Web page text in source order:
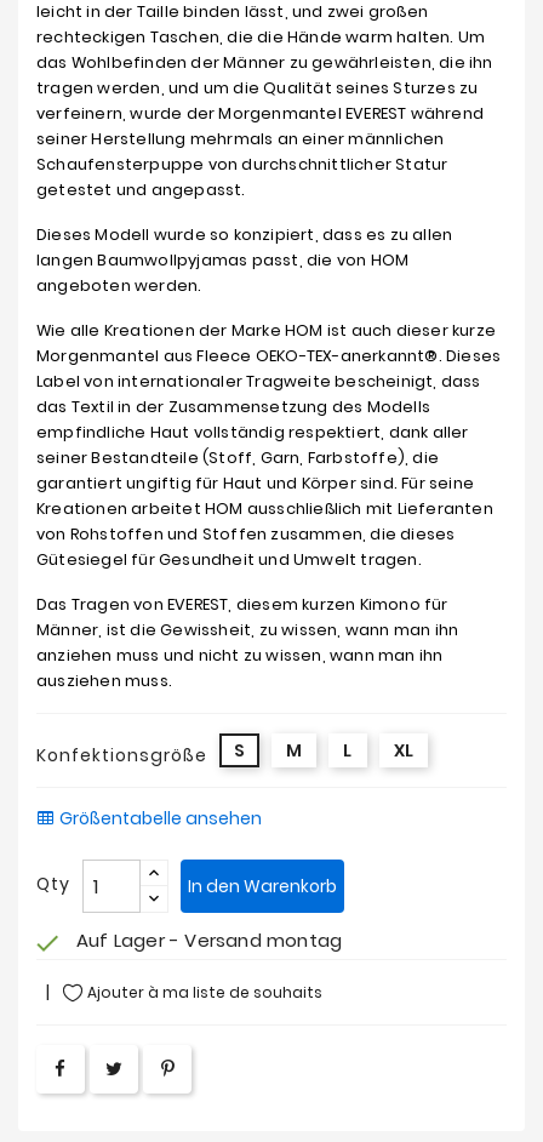
leicht in der Taille binden lässt, und zwei großen
rechteckigen Taschen, die die Hände warm halten. Um
das Wohlbefinden der Männer zu gewährleisten, die ihn
tragen werden, und um die Qualität seines Sturzes zu
verfeinern, wurde der Morgenmantel EVEREST während
seiner Herstellung mehrmals an einer männlichen
Schaufensterpuppe von durchschnittlicher Statur
getestet und angepasst.
Dieses Modell wurde so konzipiert, dass es zu allen
langen Baumwollpyjamas passt, die von HOM
angeboten werden.
Wie alle Kreationen der Marke HOM ist auch dieser kurze
Morgenmantel aus Fleece OEKO-TEX-anerkannt®. Dieses
Label von internationaler Tragweite bescheinigt, dass
das Textil in der Zusammensetzung des Modells
empfindliche Haut vollständig respektiert, dank aller
seiner Bestandteile (Stoff, Garn, Farbstoffe), die
garantiert ungiftig für Haut und Körper sind. Für seine
Kreationen arbeitet HOM ausschließlich mit Lieferanten
von Rohstoffen und Stoffen zusammen, die dieses
Gütesiegel für Gesundheit und Umwelt tragen.
Das Tragen von EVEREST, diesem kurzen Kimono für
Männer, ist die Gewissheit, zu wissen, wann man ihn
anziehen muss und nicht zu wissen, wann man ihn
ausziehen muss.
Konfektionsgröße S M L XL
Größentabelle ansehen
Qty In den Warenkorb
check Auf Lager - Versand montag
Ajouter à ma liste de souhaits